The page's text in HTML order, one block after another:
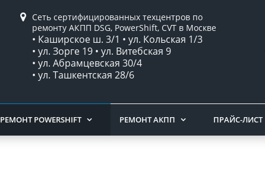
Сеть сертифицированных техцентров по
ремонту АКПП DSG, PowerShift, CVT в Москве
• Каширское ш. 3/1 • ул. Кольская 1/3
• ул. Зорге 19 • ул. Витебская 9
• ул. Абрамцевская 30/4
• ул. Ташкентская 28/6
РЕМОНТ POWERSHIFT РЕМОНТ АКПП ПРАЙС-ЛИСТ